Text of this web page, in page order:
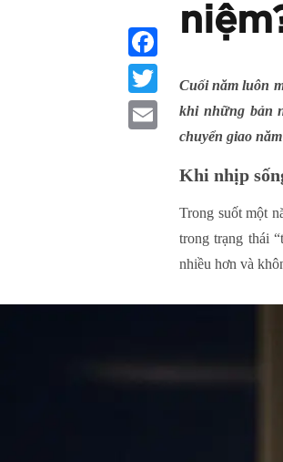
Cuối năm luôn
khi những bản
chuyển giao
Khi nhịp
Trong suốt một
trong trạng thái
nhiều hơn và
Facebook
Twitter